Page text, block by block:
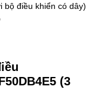
bộ điều khiển có dây)
(3